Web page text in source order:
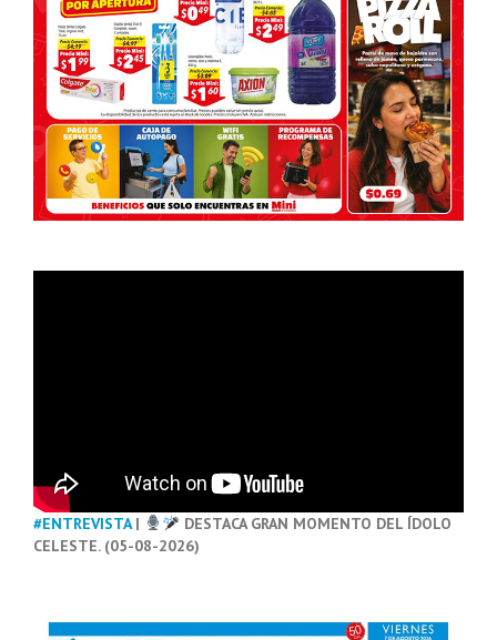
#ENTREVISTA|
DESTACA GRAN MOMENTO DEL ÍDOLO
CELESTE. (05-08-2026)